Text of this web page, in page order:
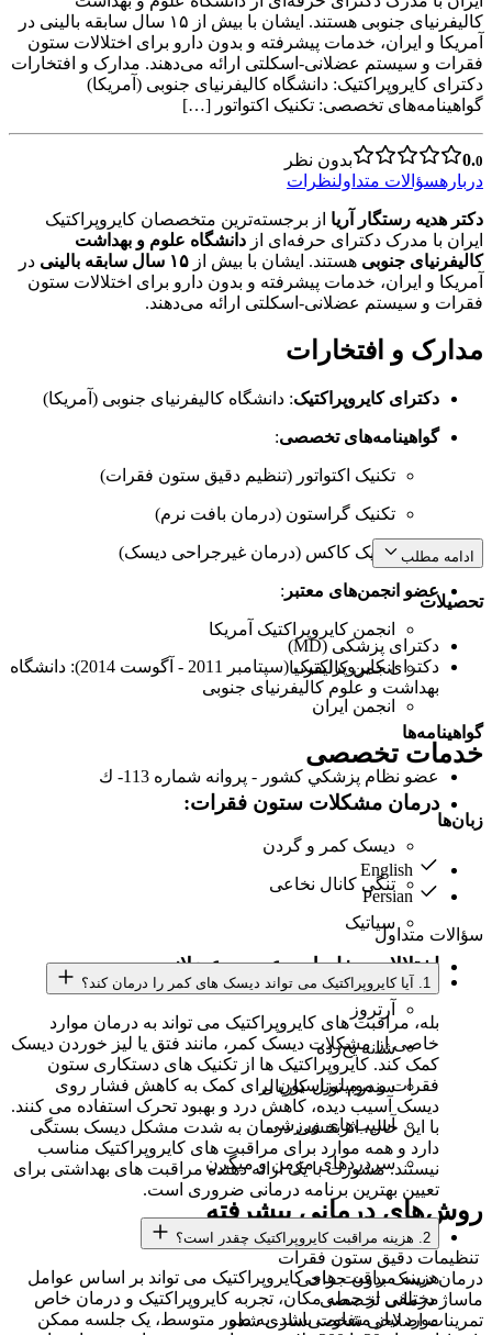
کالیفرنیای جنوبی هستند. ایشان با بیش از ۱۵ سال سابقه بالینی در
آمریکا و ایران، خدمات پیشرفته و بدون دارو برای اختلالات ستون
فقرات و سیستم عضلانی-اسکلتی ارائه می‌دهند. مدارک و افتخارات
دکترای کایروپراکتیک: دانشگاه کالیفرنیای جنوبی (آمریکا)
گواهینامه‌های تخصصی: تکنیک اکتواتور […]
0.0
بدون نظر
دربارهسؤالات متداولنظرات
دکتر هدیه رستگار آریا از برجسته‌ترین متخصصان کایروپراکتیک
ایران با مدرک دکترای حرفه‌ای از دانشگاه علوم و بهداشت
کالیفرنیای جنوبی هستند. ایشان با بیش از ۱۵ سال سابقه بالینی
در
آمریکا و ایران، خدمات پیشرفته و بدون دارو برای اختلالات ستون
فقرات و سیستم عضلانی-اسکلتی ارائه می‌دهند.
مدارک و افتخارات
دکترای کایروپراکتیک: دانشگاه کالیفرنیای جنوبی (آمریکا)
گواهینامه‌های تخصصی:
تکنیک اکتواتور (تنظیم دقیق ستون فقرات)
تکنیک گراستون (درمان بافت نرم)
تکنیک کاکس (درمان غیرجراحی دیسک)
عضو انجمن‌های معتبر :
انجمن کایروپراکتیک آمریکا
انجمن کالیفرنیا
انجمن ایران
خدمات تخصصی
درمان مشکلات ستون فقرات:
دیسک کمر و گردن
تنگی کانال نخاعی
سیاتیک
اختلالات مفاصل و عصبی-عضلانی:
آرتروز
شانه یخ‌زده
سندرم تونل کارپال
آسیب‌های ورزشی
سردردهای مزمن و میگرن
روش‌های درمانی پیشرفته
تنظیمات دقیق ستون فقرات
درمان دیسک بدون جراحی
ماساژ درمانی تخصصی
تمرینات اصلاحی شخصی‌سازی شده
ادامه مطلب
تحصیلات
دکترای پزشکی (MD)
دکترای کایروپراکتیک (سپتامبر 2011 - آگوست 2014): دانشگاه
بهداشت و علوم کالیفرنیای جنوبی
گواهینامه‌ها
عضو نظام پزشكي كشور - پروانه شماره 113- ك
زبان‌ها
سؤالات متداول
1. آیا کایروپراکتیک می تواند دیسک های کمر را درمان کند؟
بله، مراقبت های کایروپراکتیک می تواند به درمان موارد
خاصی از مشکلات دیسک کمر، مانند فتق یا لیز خوردن دیسک
کمک کند. کایروپراکتیک ها از تکنیک های دستکاری ستون
فقرات و موبیلیزاسیون برای کمک به کاهش فشار روی
دیسک آسیب دیده، کاهش درد و بهبود تحرک استفاده می کنند.
با این حال، اثربخشی درمان به شدت مشکل دیسک بستگی
دارد و همه موارد برای مراقبت های کایروپراکتیک مناسب
نیستند. مشورت با یک ارائه دهنده مراقبت های بهداشتی برای
تعیین بهترین برنامه درمانی ضروری است.
2. هزینه مراقبت کایروپراکتیک چقدر است؟
هزینه مراقبت های کایروپراکتیک می تواند بر اساس عوامل
مختلفی از جمله مکان، تجربه کایروپراکتیک و درمان خاص
مورد نیاز متفاوت باشد. به طور متوسط، یک جلسه ممکن